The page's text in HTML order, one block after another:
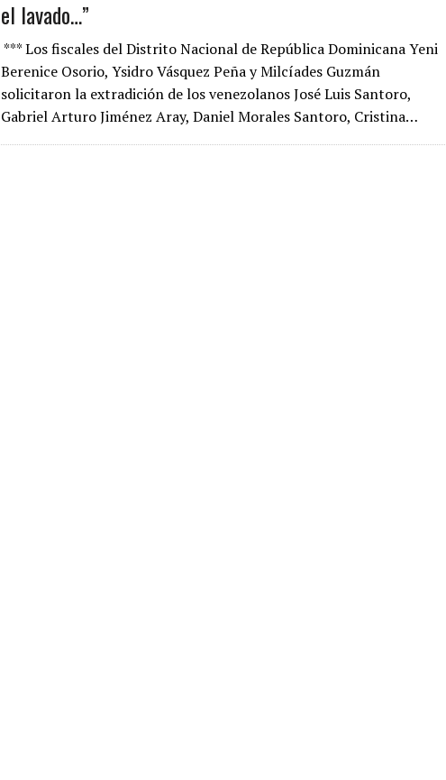
el lavado…”
*** Los fiscales del Distrito Nacional de República Dominicana Yeni
Berenice Osorio, Ysidro Vásquez Peña y Milcíades Guzmán
solicitaron la extradición de los venezolanos José Luis Santoro,
Gabriel Arturo Jiménez Aray, Daniel Morales Santoro, Cristina…